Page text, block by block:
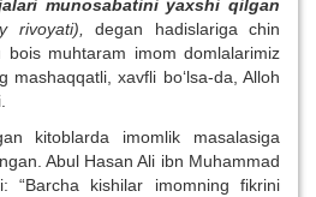
munosabatini yaxshi qilgan
rivoyati),
degan hadislariga chin
bois muhtaram imom domlalarimiz
mashaqqatli, xavfli bo‘lsa-da, Alloh
kitoblarda imomlik masalasiga
Abul Hasan Ali ibn Muhammad
“Barcha kishilar imomning fikrini